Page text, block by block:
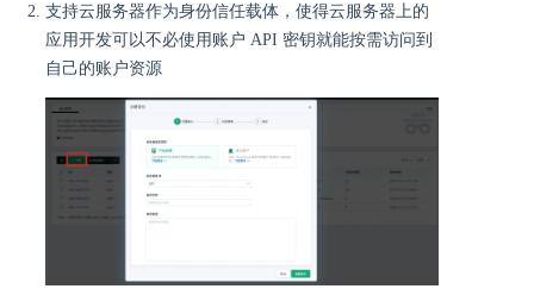
支持云服务器作为身份信任载体，使得云服务器上的
应用开发可以不必使用账户 API 密钥就能按需访问到
自己的账户资源